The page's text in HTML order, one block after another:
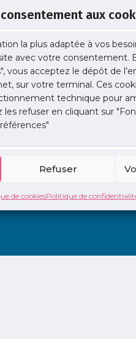
aux
la plus adaptée à vos
avec votre consentement.
vous acceptez le dépôt de
sur votre terminal. Ces
technique pour
les refuser en cliquant sur
Refuser
de cookiesPolitique de